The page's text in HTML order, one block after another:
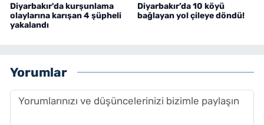
Diyarbakır'da kurşunlama
olaylarına karışan 4 şüpheli
yakalandı
Diyarbakır’da 10 köyü
bağlayan yol çileye döndü!
Yorumlar